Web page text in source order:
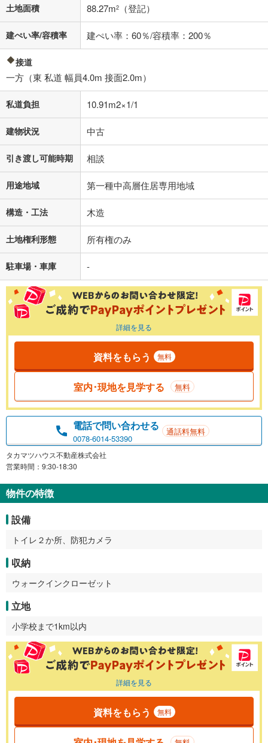
不動産会社に購入相談をする 無料
土地面積 88.27m2 （登記）
建ぺい率/容積率 建ぺい率：60％/容積率：200％
接道
一方（東 私道 幅員4.0m 接面2.0m）
私道負担 10.91m2×1/1
建物状況 中古
引き渡し可能時期 相談
用途地域 第一種中高層住居専用地域
構造・工法 木造
土地権利形態 所有権のみ
駐車場・車庫 -
詳細を見る
資料をもらう 無料
室内･現地を見学する 無料
電話で問い合わせる
0078-6014-53390
通話料無料
タカマツハウス不動産株式会社
営業時間：9:30-18:30
物件の特徴
設備
トイレ２か所、防犯カメラ
収納
ウォークインクローゼット
立地
小学校まで1km以内
詳細を見る
資料をもらう 無料